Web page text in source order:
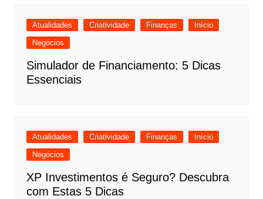
Atualidades Criatividade Finanças
Início
Negócios
Simulador de Financiamento: 5 Dicas
Essenciais
Atualidades Criatividade Finanças
Início
Negócios
XP Investimentos é Seguro? Descubra
com Estas 5 Dicas